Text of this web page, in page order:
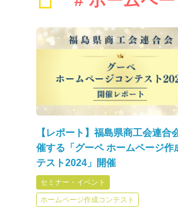
【レポート】福島県商工会連合
催する「グーペ ホームページ作
テスト2024」開催
セミナー・イベント
ホームページ作成コンテスト